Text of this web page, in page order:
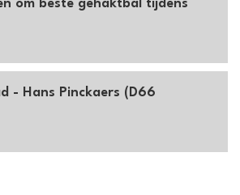
om beste gehaktbal tijdens
- Hans Pinckaers (D66